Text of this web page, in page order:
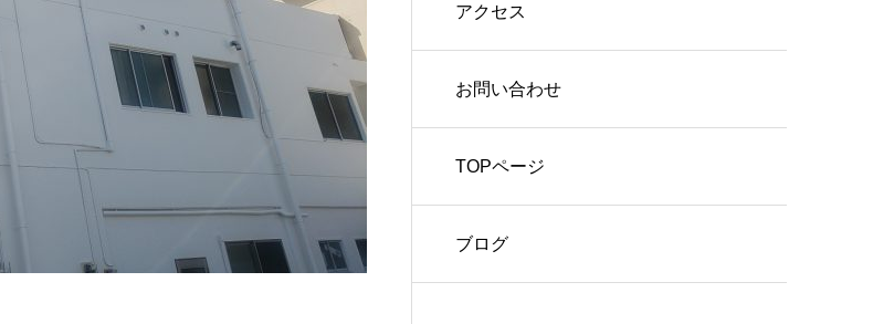
アクセス
お問い合わせ
TOPページ
ブログ